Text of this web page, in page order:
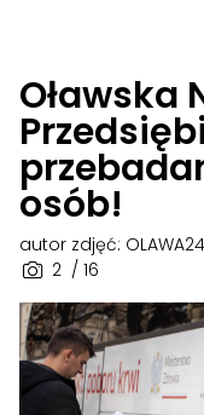
Oławska
osób!
2 / 16
autor zdjęć: